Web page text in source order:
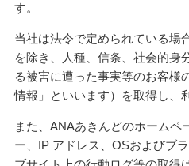
す。
当社は法令で定められている場
を除き、人種、信条、社会的身
る被害に遭った事実等のお客様
情報」といいます）を取得し、
また、ANAあきんどのホームペ
ー、IP アドレス、OSおよびブ